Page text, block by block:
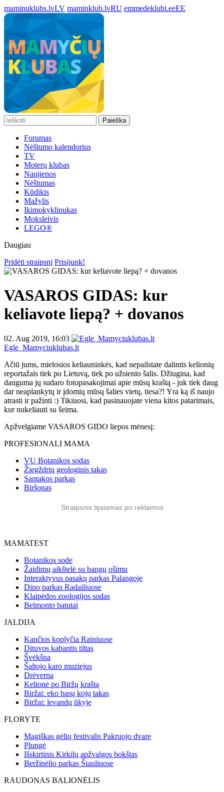
maminuklubs.lvLV maminklub.lvRU emmedeklubi.eeEE
Paieška
Forumas
Nėštumo kalendorius
TV
Moterų klubas
Naujienos
Nėštumas
Kūdikis
Mažylis
Ikimokyklinukas
Moksleivis
LEGO®
Daugiau
Pridėti straipsnį Prisijunk!
VASAROS GIDAS: kur
keliavote liepą? + dovanos
02. Aug 2019, 16:03
Egle_Mamyciuklubas.lt
Ačiū jums, mielosios keliauninkės, kad nepailstate dalintis kelionių
reportažais tiek po Lietuvą, tiek po užsienio šalis. Džiugina, kad
dauguma jų sudaro fotopasakojimai apie mūsų kraštą - juk tiek daug
dar neaplankytų ir įdomių mūsų šalies vietų, tiesa?! Yra ką iš naujo
atrasti ir pažinti :) Tikiuosi, kad pasinauojate viena kitos patarimais,
kur nukeliauti su šeima.
Apžvelgiame VASAROS GIDO liepos mėnesį:
PROFESIONALI MAMA
VU Botanikos sodas
Žiegždrių geologinis takas
Santakos parkas
Biršonas
Straipsnis tęsiamas po reklamos
MAMATEST
Botanikos sode
Žaidimų aikštelė su bangų ošimu
Interaktyvus pasakų parkas Palangoje
Dino parkas Radailiuose
Klaipėdos zoologijos sodas
Belmonto batutai
JALDIJA
Kančios koplyčia Rainiuose
Dituvos kabantis tiltas
Švėkšna
Šaltojo karo muziejus
Drėverna
Kelionė po Biržų kraštą
Biržai: eko basų kojų takas
Biržai: levandų ūkyje
FLORYTE
Magiškas gėlių festivalis Pakruojo dvare
Plungė
Išskirtinis Kirkilų apžvalgos bokštas
Beržinėlio parkas Šiauliuose
RAUDONAS BALIONĖLIS